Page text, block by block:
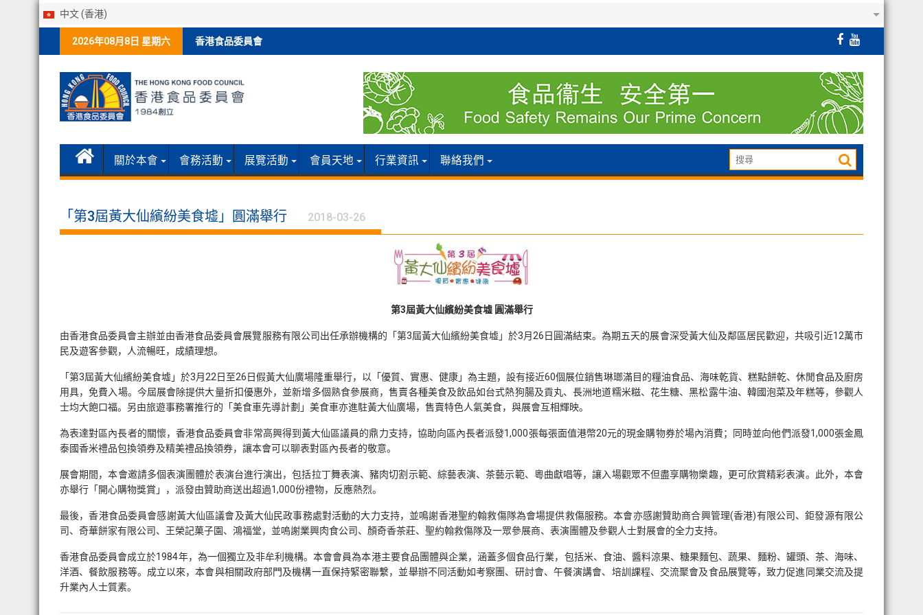
中文 (香港)
2026年08月8日 星期六 香港食品委員會
關於本會 會務活動 展覽活動 會員天地 行業資訊 聯絡我們
「第3屆黃大仙繽紛美食墟」圓滿舉行 2018-03-26
第3屆黃大仙繽紛美食墟 圓滿舉行
由香港食品委員會主辦並由香港食品委員會展覽服務有限公司出任承辦機構的「第3屆黃大仙繽紛美食墟」於3月26日圓滿結束。為期五天的展會深受黃大仙及鄰區居民歡迎，共吸引近12萬巿
民及遊客參觀，人流暢旺，成績理想。
「第3屆黃大仙繽紛美食墟」於3月22日至26日假黃大仙廣場隆重舉行，以「優質、實惠、健康」為主題，設有接近60個展位銷售琳瑯滿目的糧油食品、海味乾貨、糕點餅乾、休閒食品及廚房
用具，免費入場。今屆展會除提供大量折扣優惠外，並新增多個熟食參展商，售賣各種美食及飲品如台式熱狗腸及貢丸、長洲地道糯米糍、花生糖、黑松露牛油、韓國泡菜及年糕等，參觀人
士均大飽口福。另由旅遊事務署推行的「美食車先導計劃」美食車亦進駐黃大仙廣場，售賣特色人氣美食，與展會互相輝映。
為表達對區內長者的關懷，香港食品委員會非常高興得到黃大仙區議員的鼎力支持，協助向區內長者派發1,000張每張面值港幣20元的現金購物券於場內消費；同時並向他們派發1,000張金鳳
泰國香米禮品包換領券及精美禮品換領券，讓本會可以聊表對區內長者的敬意。
展會期間，本會邀請多個表演團體於表演台進行演出，包括拉丁舞表演、豬肉切割示範、綜藝表演、茶藝示範、粵曲獻唱等，讓入場觀眾不但盡享購物樂趣，更可欣賞精彩表演。此外，本會
亦舉行「開心購物獎賞」，派發由贊助商送出超過1,000份禮物，反應熱烈。
最後，香港食品委員會感謝黃大仙區議會及黃大仙民政事務處對活動的大力支持，並鳴謝香港聖約翰救傷隊為會場提供救傷服務。本會亦感謝贊助商合興管理(香港)有限公司、鉅發源有限公
司、奇華餅家有限公司、王榮記菓子園、鴻福堂，並嗚謝業興肉食公司、顏奇香茶莊、聖約翰救傷隊及一眾參展商、表演團體及參觀人士對展會的全力支持。
香港食品委員會成立於1984年，為一個獨立及非牟利機構。本會會員為本港主要食品團體與企業，涵蓋多個食品行業，包括米、食油、醬料涼果、糖果麵包、蔬果、麵粉、罐頭、茶、海味、
洋酒、餐飲服務等。成立以來，本會與相關政府部門及機構一直保持緊密聯繫，並舉辦不同活動如考察團、研討會、午餐演講會、培訓課程、交流聚會及食品展覽等，致力促進同業交流及提
升業內人士質素。